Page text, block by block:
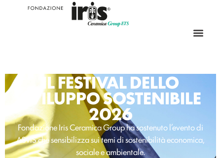
IL FESTIVAL DELLO
SVILUPPO SOSTENIBILE
2026
Fondazione Iris Ceramica Group ha sostenuto l’evento di
ASviS che sensibilizza sui temi di sostenibilità economica,
sociale e ambientale.